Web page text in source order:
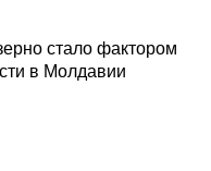
стало фактором
в Молдавии